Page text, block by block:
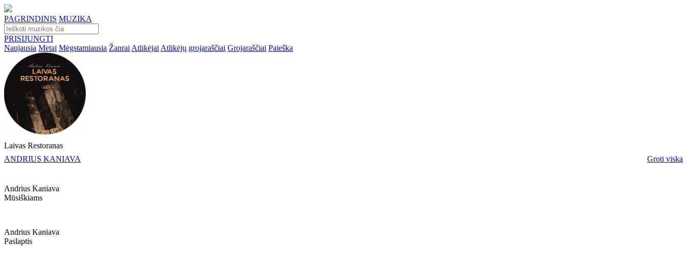
PAGRINDINIS MUZIKA
PRISIJUNGTI
Naujausia Metai Mėgstamiausia Žanrai Atlikėjai Atlikėjų grojaraščiai Grojaraščiai Paieška
Laivas Restoranas
ANDRIUS KANIAVA
Groti viską
Andrius Kaniava
Mūsiškiams
Andrius Kaniava
Paslaptis